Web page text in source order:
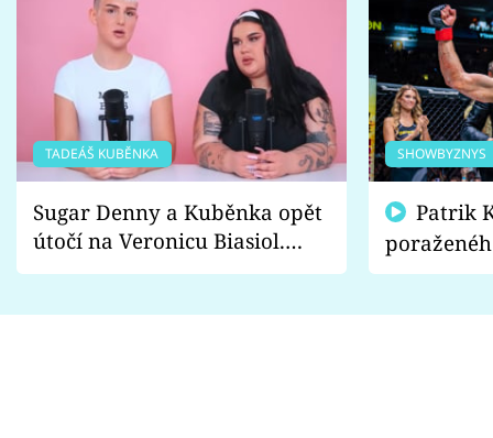
TADEÁŠ KUBĚNKA
Sugar Denny a Kuběnka opět
útočí na Veronicu Biasiol.
Proč je podle nich falešná a
SHOWBYZNYS
fanoušci